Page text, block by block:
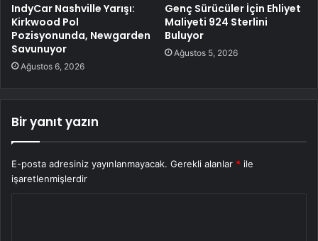
IndyCar Nashville Yarışı:
Kirkwood Pol
Pozisyonunda, Newgarden
Savunuyor
Ağustos 6, 2026
Genç Sürücüler İçin Ehliyet
Maliyeti 924 Sterlini
Buluyor
Ağustos 5, 2026
Bir yanıt yazın
E-posta adresiniz yayınlanmayacak. Gerekli alanlar * ile
işaretlenmişlerdir